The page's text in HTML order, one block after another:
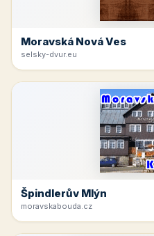
Moravská Nová Ves
selsky-dvur.eu
Špindlerův Mlýn
moravskabouda.cz